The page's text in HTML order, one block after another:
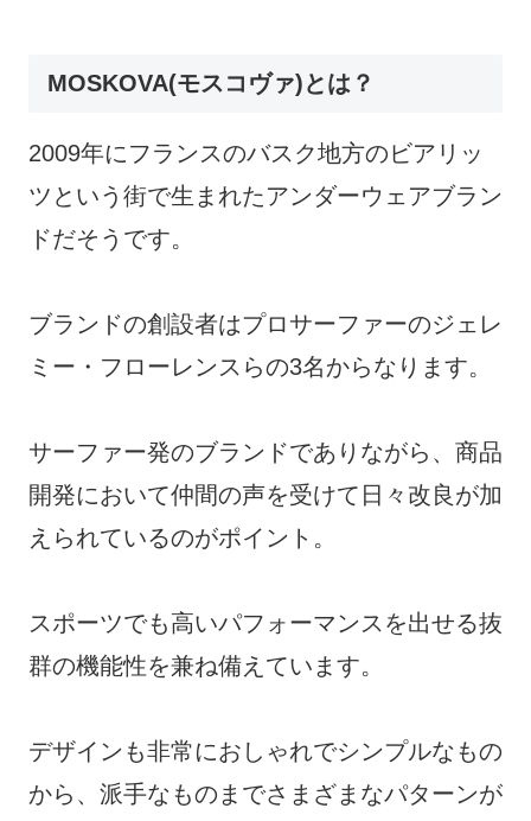
MOSKOVA(モスコヴァ)とは？
2009年にフランスのバスク地方のビアリッ
ツという街で生まれたアンダーウェアブラン
ドだそうです。
ブランドの創設者はプロサーファーのジェレ
ミー・フローレンスらの3名からなります。
サーファー発のブランドでありながら、商品
開発において仲間の声を受けて日々改良が加
えられているのがポイント。
スポーツでも高いパフォーマンスを出せる抜
群の機能性を兼ね備えています。
デザインも非常におしゃれでシンプルなもの
から、派手なものまでさまざまなパターンが